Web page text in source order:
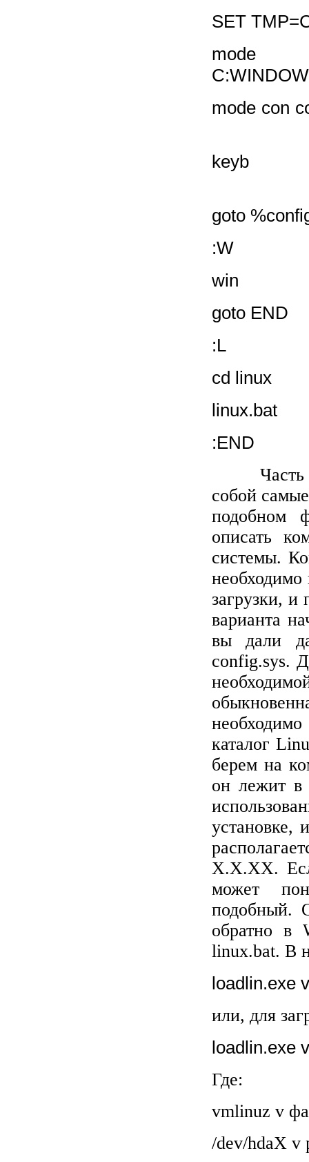
SET
mode
mode con
keyb
goto
:W
win
goto END
:L
cd linux
linux.bat
:END
собой
подобном
описать
системы.
необходимо
загрузки,
варианта
вы дали
config.sys.
каталог
берем на
он лежит в
установке,
X.X.XX.
может
подобный.
обратно в
linux.bat. В
loadlin.exe
или, для
loadlin.exe
Где:
vmlinuz v
/dev/hdaX v